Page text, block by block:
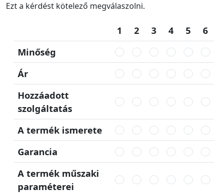
Ezt a kérdést kötelező megválaszolni.
1 2 3 4 5
6
Minőség
Ár
Hozzáadott
szolgáltatás
A termék ismerete
Garancia
A termék műszaki
paraméterei